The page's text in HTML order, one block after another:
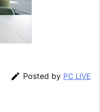
 Posted by PC LIVE